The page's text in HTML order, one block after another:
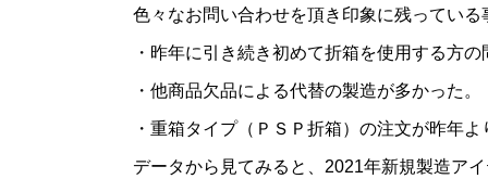
色々なお問い合わせを頂き印象に残っている
・昨年に引き続き初めて折箱を使用する方
・他商品欠品による代替の製造が多かった。
・重箱タイプ（ＰＳＰ折箱）の注文が昨年
データから見てみると、2021年新規製造ア